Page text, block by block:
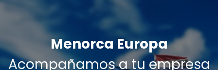
Menorca Europa
Acompañamos a tu empresa